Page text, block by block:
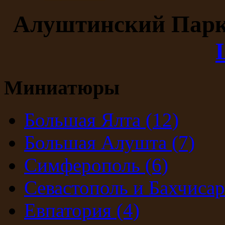
Алуштинский
Миниатюры
Большая Ялта (12)
Большая Алушта (7)
Симферополь (6)
Севастополь и
Евпатория (4)